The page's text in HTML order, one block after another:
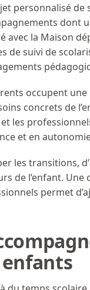
personnalisé de
dont
avec la Maison
de suivi de
occupent
concrets de
et les
et en
les transitions,
de l’enfant.
permet